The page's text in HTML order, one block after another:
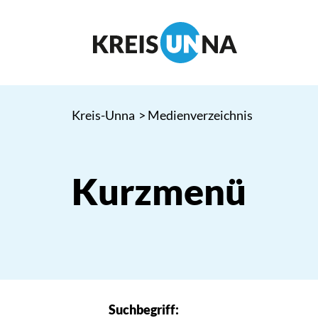
Kreis-Unna > Medienverzeichnis
Kurzmenü
Suchbegriff: